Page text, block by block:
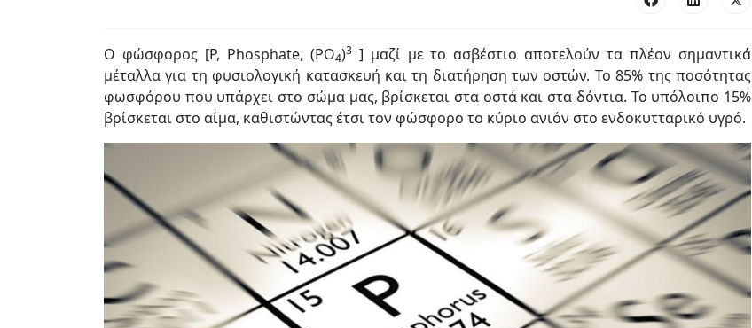
Ο φώσφορος [Ρ, Phosphate, (ΡΟ4)3−] μαζί με το ασβέστιο αποτελούν τα πλέον σημαντικά
μέταλλα για τη φυσιολογική κατασκευή και τη διατήρηση των οστών. Το 85% της ποσότητας
φωσφόρου που υπάρχει στο σώμα μας, βρίσκεται στα οστά και στα δόντια. Το υπόλοιπο 15%
βρίσκεται στο αίμα, καθιστώντας έτσι τον φώσφορο το κύριο ανιόν στο ενδοκυτταρικό υγρό.